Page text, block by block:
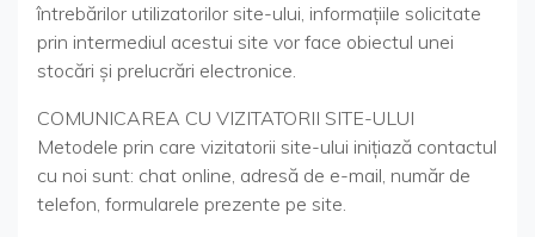
întrebărilor utilizatorilor site-ului, informaţiile solicitate
prin intermediul acestui site vor face obiectul unei
stocări şi prelucrări electronice.
COMUNICAREA CU VIZITATORII SITE-ULUI
Metodele prin care vizitatorii site-ului inițiază contactul
cu noi sunt: chat online, adresă de e-mail, număr de
telefon, formularele prezente pe site.